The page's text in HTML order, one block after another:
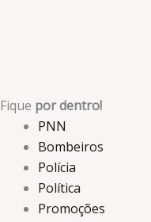
Fique por dentro!
PNN
Bombeiros
Polícia
Política
Promoções